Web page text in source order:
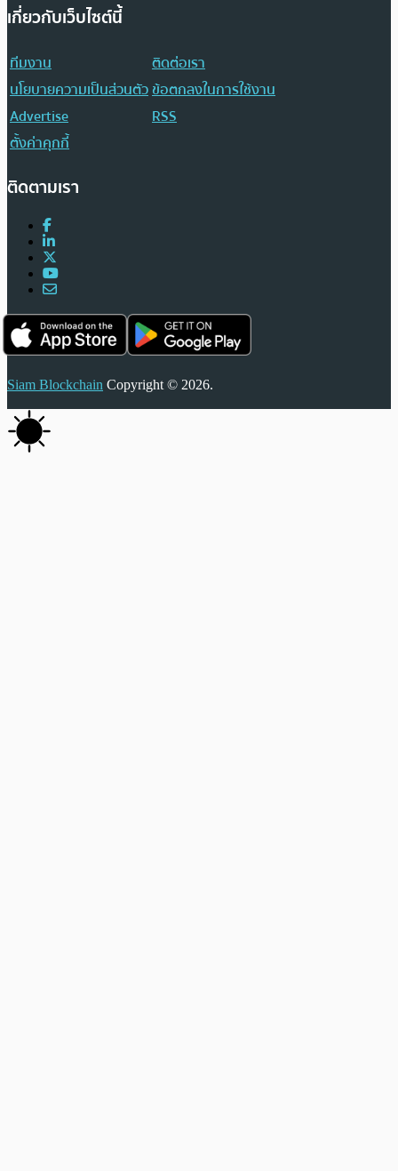
เกี่ยวกับเว็บไซต์นี้
ทีมงาน
ติดต่อเรา
นโยบายความเป็นส่วนตัวข้อตกลงในการใช้งาน
Advertise
RSS
ตั้งค่าคุกกี้
ติดตามเรา
Siam Blockchain Copyright © 2026.